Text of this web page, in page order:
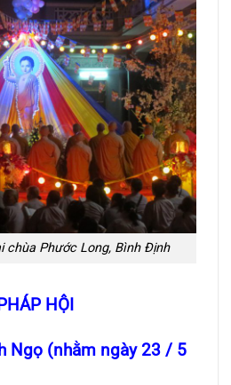
chùa Phước Long, Bình Định
HỘI
Ngọ (nhằm ngày 23 / 5